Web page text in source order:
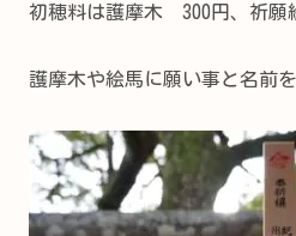
初穂料は護摩木 300円、祈願
護摩木や絵馬に願い事と名前を